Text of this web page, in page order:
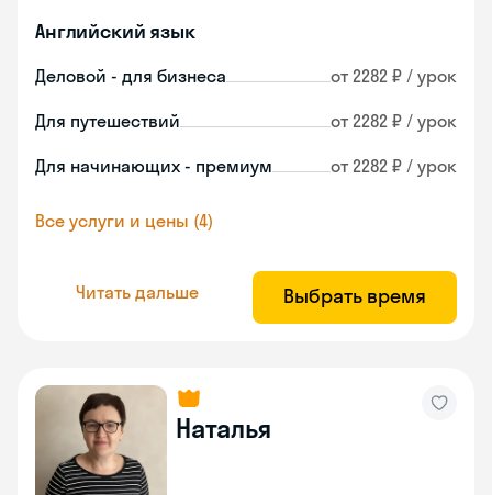
Английский язык
Деловой - для бизнеса от 2282 ₽ / урок
Для путешествий от 2282 ₽ / урок
Для начинающих - премиум от 2282 ₽ / урок
Все услуги и цены (4)
Читать дальше Выбрать время
Наталья